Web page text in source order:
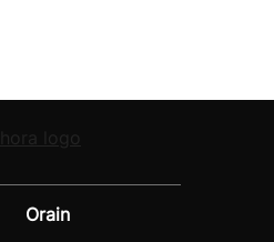
Orain